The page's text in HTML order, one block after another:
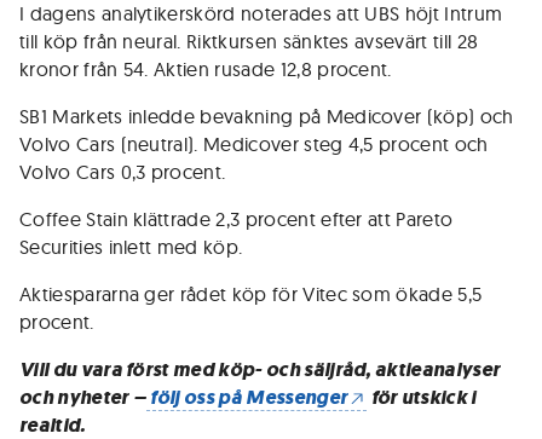
I dagens analytikerskörd noterades att UBS höjt Intrum
till köp från neural. Riktkursen sänktes avsevärt till 28
kronor från 54. Aktien rusade 12,8 procent.
SB1 Markets inledde bevakning på Medicover (köp) och
Volvo Cars (neutral). Medicover steg 4,5 procent och
Volvo Cars 0,3 procent.
Coffee Stain klättrade 2,3 procent efter att Pareto
Securities inlett med köp.
Aktiespararna ger rådet köp för Vitec som ökade 5,5
procent.
Vill du vara först med köp- och säljråd, aktieanalyser
och nyheter –följ oss på Messenger
för utskick i
realtid.